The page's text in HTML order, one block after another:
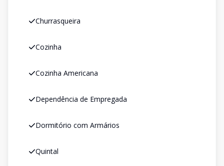
Churrasqueira
Cozinha
Cozinha Americana
Dependência de Empregada
Dormitório com Armários
Quintal